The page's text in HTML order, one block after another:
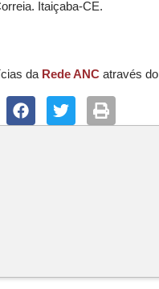
Itaiçaba-CE.
da Rede ANC através do